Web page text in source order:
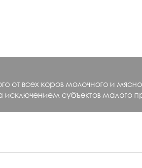
от всех коров молочного и
субъектов малого